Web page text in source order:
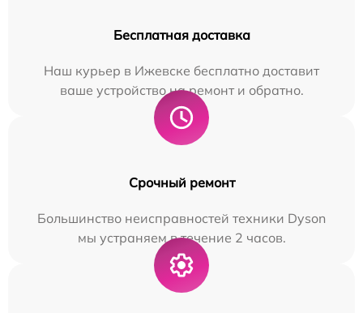
Бесплатная доставка
Наш курьер в Ижевске бесплатно доставит
ваше устройство на ремонт и обратно.
Срочный ремонт
Большинство неисправностей техники Dyson
мы устраняем в течение 2 часов.